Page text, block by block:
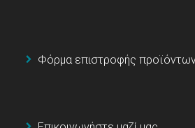
Φόρμα επιστροφής